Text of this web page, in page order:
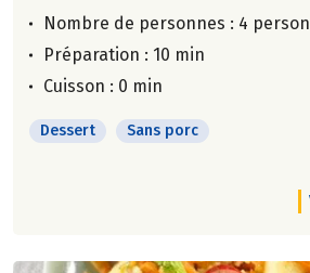
Nombre de personnes : 4
Préparation : 10 min
Cuisson : 0 min
Dessert Sans porc